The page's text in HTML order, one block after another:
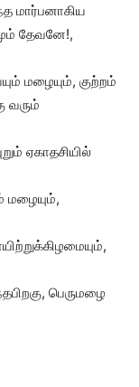
மார்பனாகிய
தேவனே!,
மழையும், குற்றம்
வரும்
ஏகாதசியில்
மழையும்,
பெருமழை